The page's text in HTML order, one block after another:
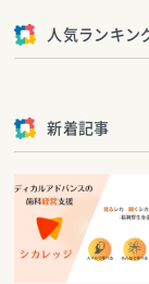
人気ランキン
新着記事